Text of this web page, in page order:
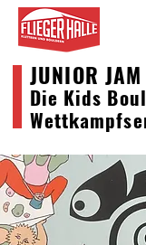
JUNIOR
Die Kids